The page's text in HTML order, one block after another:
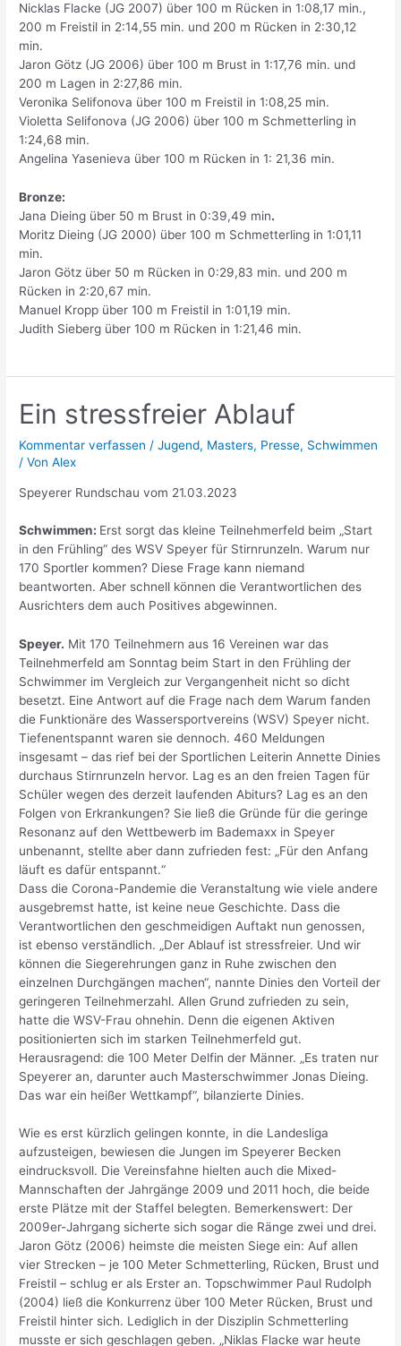
Nicklas Flacke (JG 2007) über 100 m Rücken in 1:08,17 min.,
200 m Freistil in 2:14,55 min. und 200 m Rücken in 2:30,12
min.
Jaron Götz (JG 2006) über 100 m Brust in 1:17,76 min. und
200 m Lagen in 2:27,86 min.
Veronika Selifonova über 100 m Freistil in 1:08,25 min.
Violetta Selifonova (JG 2006) über 100 m Schmetterling in
1:24,68 min.
Angelina Yasenieva über 100 m Rücken in 1: 21,36 min.
Bronze:
Jana Dieing über 50 m Brust in 0:39,49 min.
Moritz Dieing (JG 2000) über 100 m Schmetterling in 1:01,11
min.
Jaron Götz über 50 m Rücken in 0:29,83 min. und 200 m
Rücken in 2:20,67 min.
Manuel Kropp über 100 m Freistil in 1:01,19 min.
Judith Sieberg über 100 m Rücken in 1:21,46 min.
Ein stressfreier Ablauf
Kommentar verfassen /Jugend, Masters, Presse, Schwimmen
/ VonAlex
Speyerer Rundschau vom 21.03.2023
Schwimmen: Erst sorgt das kleine Teilnehmerfeld beim „Start
in den Frühling“ des WSV Speyer für Stirnrunzeln. Warum nur
170 Sportler kommen? Diese Frage kann niemand
beantworten. Aber schnell können die Verantwortlichen des
Ausrichters dem auch Positives abgewinnen.
Speyer. Mit 170 Teilnehmern aus 16 Vereinen war das
Teilnehmerfeld am Sonntag beim Start in den Frühling der
Schwimmer im Vergleich zur Vergangenheit nicht so dicht
besetzt. Eine Antwort auf die Frage nach dem Warum fanden
die Funktionäre des Wassersportvereins (WSV) Speyer nicht.
Tiefenentspannt waren sie dennoch. 460 Meldungen
insgesamt – das rief bei der Sportlichen Leiterin Annette Dinies
durchaus Stirnrunzeln hervor. Lag es an den freien Tagen für
Schüler wegen des derzeit laufenden Abiturs? Lag es an den
Folgen von Erkrankungen? Sie ließ die Gründe für die geringe
Resonanz auf den Wettbewerb im Bademaxx in Speyer
unbenannt, stellte aber dann zufrieden fest: „Für den Anfang
läuft es dafür entspannt.“
Dass die Corona-Pandemie die Veranstaltung wie viele andere
ausgebremst hatte, ist keine neue Geschichte. Dass die
Verantwortlichen den geschmeidigen Auftakt nun genossen,
ist ebenso verständlich. „Der Ablauf ist stressfreier. Und wir
können die Siegerehrungen ganz in Ruhe zwischen den
einzelnen Durchgängen machen“, nannte Dinies den Vorteil der
geringeren Teilnehmerzahl. Allen Grund zufrieden zu sein,
hatte die WSV-Frau ohnehin. Denn die eigenen Aktiven
positionierten sich im starken Teilnehmerfeld gut.
Herausragend: die 100 Meter Delfin der Männer. „Es traten nur
Speyerer an, darunter auch Masterschwimmer Jonas Dieing.
Das war ein heißer Wettkampf“, bilanzierte Dinies.
Wie es erst kürzlich gelingen konnte, in die Landesliga
aufzusteigen, bewiesen die Jungen im Speyerer Becken
eindrucksvoll. Die Vereinsfahne hielten auch die Mixed-
Mannschaften der Jahrgänge 2009 und 2011 hoch, die beide
erste Plätze mit der Staffel belegten. Bemerkenswert: Der
2009er-Jahrgang sicherte sich sogar die Ränge zwei und drei.
Jaron Götz (2006) heimste die meisten Siege ein: Auf allen
vier Strecken – je 100 Meter Schmetterling, Rücken, Brust und
Freistil – schlug er als Erster an. Topschwimmer Paul Rudolph
(2004) ließ die Konkurrenz über 100 Meter Rücken, Brust und
Freistil hinter sich. Lediglich in der Disziplin Schmetterling
musste er sich geschlagen geben. „Niklas Flacke war heute